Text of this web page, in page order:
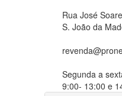
Rua José
S. João da
Segunda a
9:00- 13:00 e